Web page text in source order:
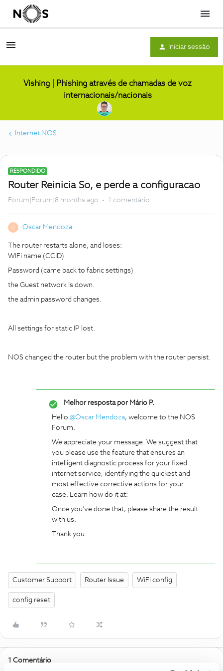
Menu
Iniciar sessão
Vishing | Phishing através de chamadas de voz
internacionais/nacionais
Internet NOS
RESPONDIDO
Router Reinicia So, e perde a configuracao
Forum|Forum|8 months ago 1 comentário
O Oscar Mendoza
The router restarts alone, and loses:
WIFi name (CCID)
Password (came back to fabric settings)
the Guest network is down.
the admin password changes.
All settings for static IP lost.
NOS changed the router but the problem with the router persist.
Melhor resposta porMário P.
Hello ​ @Oscar Mendoza, welcome to the NOS
Forum.
We appreciate your message. We suggest that
you please use the feature that ensures an
intelligent diagnostic process for your fixed
internet service, identifying the quickest and
most effective corrective actions for your
case. Learn how do it at:
Once you’ve done that, please share the result
with us.
Thank you
Customer Support Router Issue WiFi config
config reset
1 Comentário